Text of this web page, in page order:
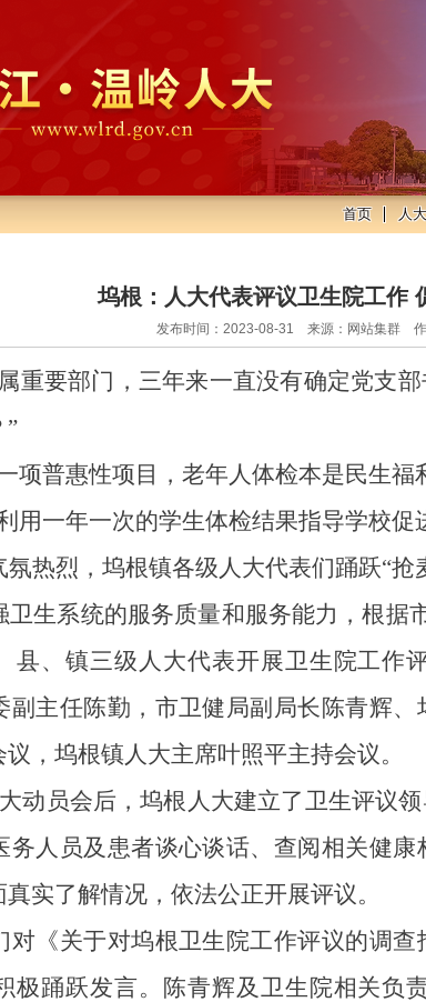
首页 人
坞根：人大代表评议卫生院工作
发布时间：2023-08-31 来源：网站集群
重要部门，三年来一直没有确定党支
”
项普惠性项目，老年人体检本是民生
用一年一次的学生体检结果指导学校促
氛热烈，坞根镇各级人大代表们踊跃“抢
卫生系统的服务质量和服务能力，根据
县、镇三级人大代表开展卫生院工作
副主任陈勤， 市卫健局副局长 陈青辉、
，坞根镇人大主席叶照平主持会议。
动员会后，坞根人大建立了卫生评议
务人员及患者谈心谈话、查阅相关健
真实了解情况，依法公正开展评议。
对《关于对坞根卫生院工作评议的调
极踊跃发言。陈青辉及卫生院相关负